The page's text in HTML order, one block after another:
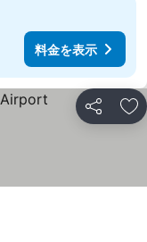
料金を表示
シェア お